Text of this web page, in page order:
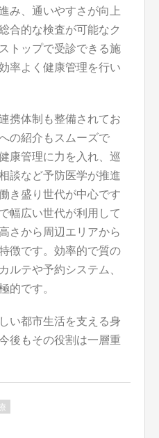
み、通いやすさが向上
合的な検査が可能なク
トップで受診できる施
率よく健康管理を行い
携体制も整備されてお
の紹介もスムーズで
康管理に力を入れ、巡
談など予防医学が推進
き盛り世代が中心です
幅広い世代が利用して
さから周辺エリアから
徴です。効率的で質の
ルテや予約システム、
的です。
い都市生活を支える身
後もその役割は一層重